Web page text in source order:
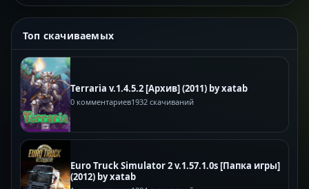
Топ скачиваемых
Terraria v.1.4.5.2 [Архив] (2011) by xatab
0 комментариев1932 скачиваний
Euro Truck Simulator 2 v.1.57.1.0s [Папка игры]
(2012) by xatab